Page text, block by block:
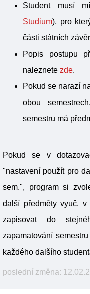
Student musí
Studium), pro
části státních
Popis postupu
naleznete zde.
Pokud se narazí
obou
semestru má
Pokud se v
"nastavení použít pro
sem.", program si
další předměty vyuč. v
zapisovat do
zapamatování
každého dalšího
poslední změna: